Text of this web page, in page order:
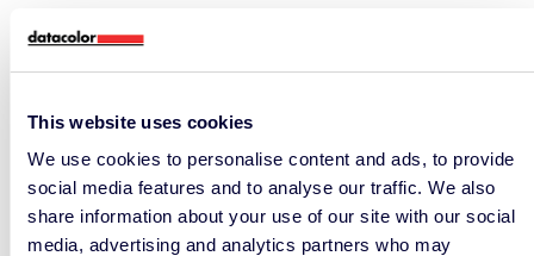
This website uses cookies
We use cookies to personalise content and ads, to provide
social media features and to analyse our traffic. We also
share information about your use of our site with our social
media, advertising and analytics partners who may